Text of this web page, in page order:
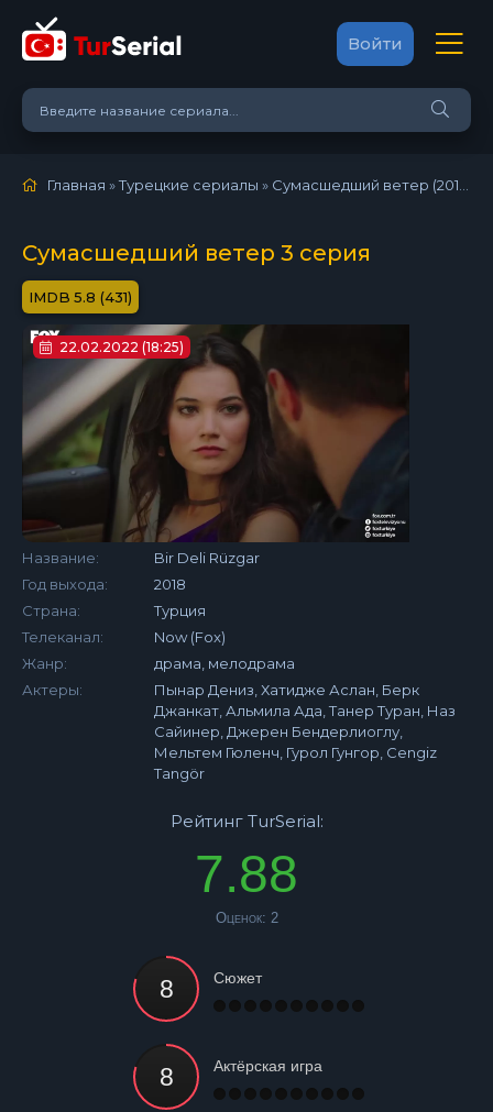
Войти
Главная »Турецкие сериалы » Сумасшедший ветер (2018)
Сумасшедший ветер 3 серия
5.8 (431)
22.02.2022 (18:25)
Название:
Bir Deli Rüzgar
Год выхода:
2018
Страна:
Турция
Телеканал:
Now (Fox)
Жанр:
драма, мелодрама
Актеры:
Пынар Дениз, Хатидже Аслан, Берк
Джанкат, Альмила Ада, Танер Туран, Наз
Сайинер, Джерен Бендерлиоглу,
Мельтем Гюленч, Гурол Гунгор, Cengiz
Tangör
Рейтинг TurSerial:
7.88
Оценок: 2
Сюжет
Актёрская игра